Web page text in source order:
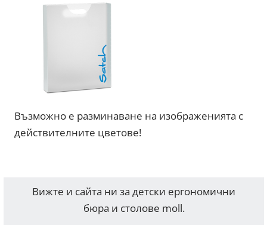
Възможно е разминаване на изображенията с
действителните цветове!
Вижте и сайта ни за детски ергономични
бюра и столове moll.